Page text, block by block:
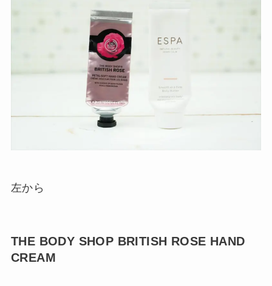
左から
THE BODY SHOP BRITISH ROSE HAND
CREAM